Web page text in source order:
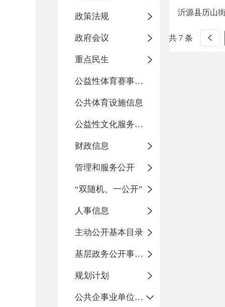
政策法规
政府会议
重点民生
公益性体育赛事活动
公共体育设施信息
公益性文化服务活动
财政信息
管理和服务公开
“双随机、一公开”
人事信息
主动公开基本目录
基层政务公开事项标准目录
规划计划
公共企事业单位信息公开
沂源县历山
共 7 条